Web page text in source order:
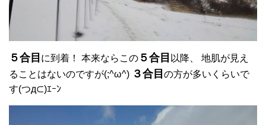
５合目 に到着！ 本来ならこの ５合目 以降、 地肌が見え
ることはないのですが(;^ω^) ３合目 の方が多いくらいで
す(つд⊂)ｴｰﾝ